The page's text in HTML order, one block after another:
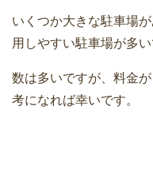
いくつか大きな駐車場
用しやすい駐車場が多い
数は多いですが、料金
考になれば幸いです。